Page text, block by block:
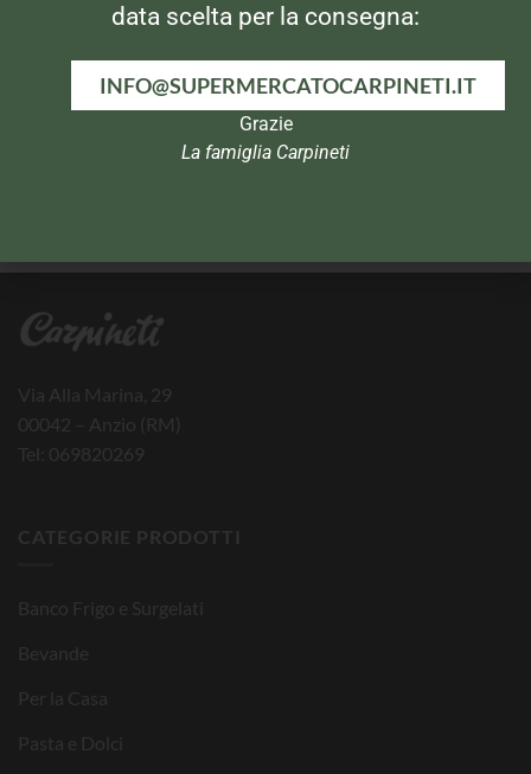
Via Alla Marina, 29
00042 – Anzio (RM)
Tel: 069820269
CATEGORIE PRODOTTI
Banco Frigo e Surgelati
Bevande
Per la Casa
Pasta e Dolci
data scelta per la consegna:
INFO@SUPERMERCATOCARPINETI.IT
Grazie
La famiglia Carpineti